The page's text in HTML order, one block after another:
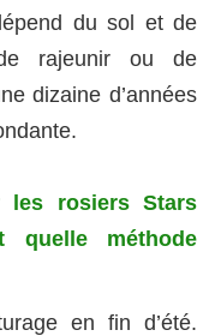
du sol et de
rajeunir ou de
dizaine d’années
les rosiers Stars
quelle méthode
en fin d’été.